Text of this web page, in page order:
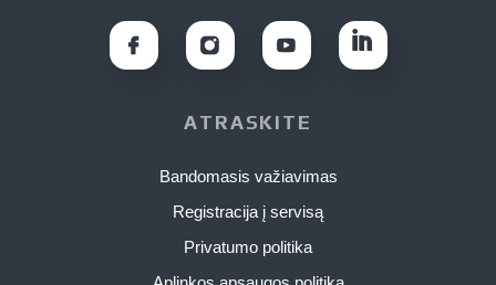
ATRASKITE
Bandomasis važiavimas
Registracija į servisą
Privatumo politika